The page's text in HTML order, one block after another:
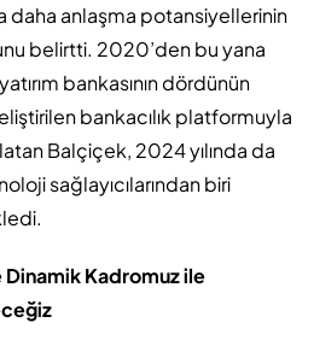
daha anlaşma potansiyellerinin
belirtti. 2020’den bu yana
bankasının dördünün
bankacılık platformuyla
Balçiçek, 2024 yılında da
sağlayıcılarından biri
Kadromuz ile